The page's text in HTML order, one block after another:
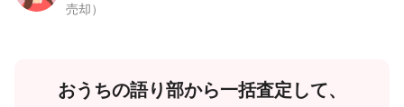
売却）
おうちの語り部から一括査定して、